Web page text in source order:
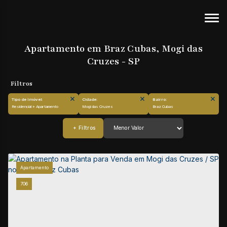
Apartamento em Braz Cubas, Mogi das
Cruzes - SP
Residencial » Apartamento
Mogi das Cruzes
Braz Cubas
706
Apartamento